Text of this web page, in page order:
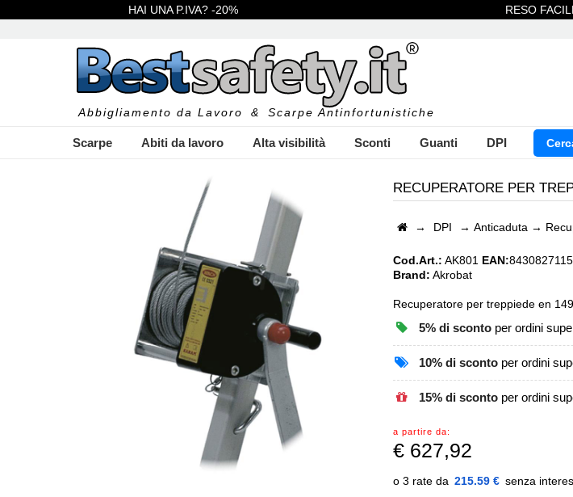
HAI UNA P.IVA? -20% RESO
Abbigliamento da Lavoro & Scarpe Antinfortunistiche
Scarpe Abiti da lavoro Alta visibilità Sconti Guanti DPI
RECUPERATORE PER
→ DPI → Anticaduta →
Cod.Art.: AK801 EAN:
Brand: Akrobat
Recuperatore per treppiede en
5% di scontoper ordini
10% di scontoper ordini
15% di scontoper ordini
a partire da:
€ 627,92
215.59 €